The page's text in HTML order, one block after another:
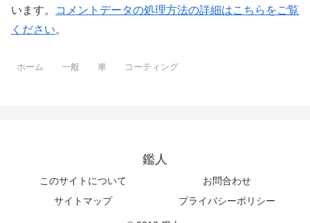
います。
コメントデータの処理方法の詳細はこちらをご覧
ください。
ホーム 一般 車 コーティング
鑑人
このサイトについて
お問合わせ
サイトマップ
プライバシーポリシー